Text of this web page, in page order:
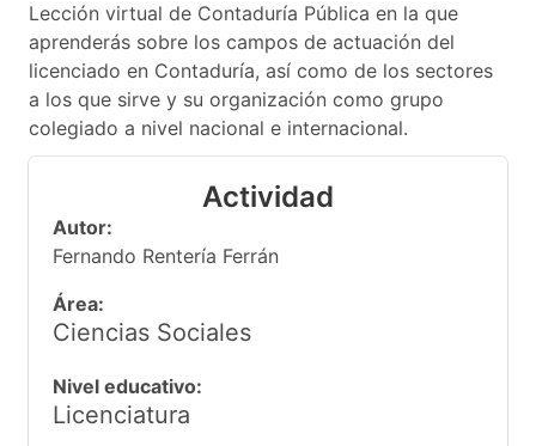
Lección virtual de Contaduría Pública en la que
aprenderás sobre los campos de actuación del
licenciado en Contaduría, así como de los sectores
a los que sirve y su organización como grupo
colegiado a nivel nacional e internacional.
Actividad
Autor:
Fernando Rentería Ferrán
Área:
Ciencias Sociales
Nivel educativo:
Licenciatura